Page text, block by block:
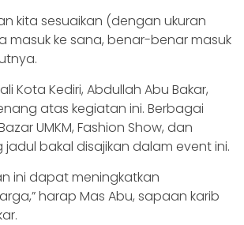
kita sesuaikan (dengan ukuran
masuk ke sana, benar-benar masuk
Kota Kediri, Abdullah Abu Bakar,
atas kegiatan ini. Berbagai
UMKM, Fashion Show, dan
bakal disajikan dalam event ini.
ini dapat meningkatkan
harap Mas Abu, sapaan karib